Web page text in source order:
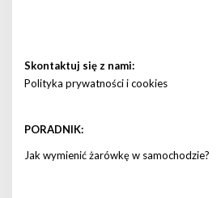
Skontaktuj się z nami:
Polityka prywatności i cookies
PORADNIK:
Jak wymienić żarówkę w samochodzie?